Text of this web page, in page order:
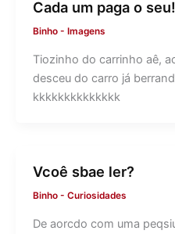
Cada um paga o seu!
Binho - Imagens
Tiozinho do carrinho aê,
desceu do carro já
kkkkkkkkkkkkkk
Vcoê sbae ler?
Binho - Curiosidades
De aorcdo com uma